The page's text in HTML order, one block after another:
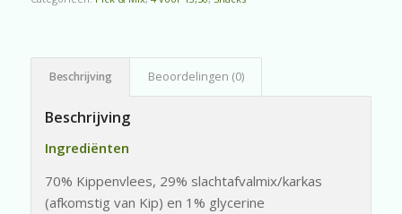
Beschrijving Beoordelingen (0)
Beschrijving
Ingrediënten
70% Kippenvlees, 29% slachtafvalmix/karkas
(afkomstig van Kip) en 1% glycerine